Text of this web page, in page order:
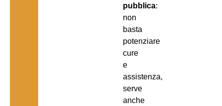
pubblica:
non
basta
potenziare
cure
e
assistenza,
serve
anche